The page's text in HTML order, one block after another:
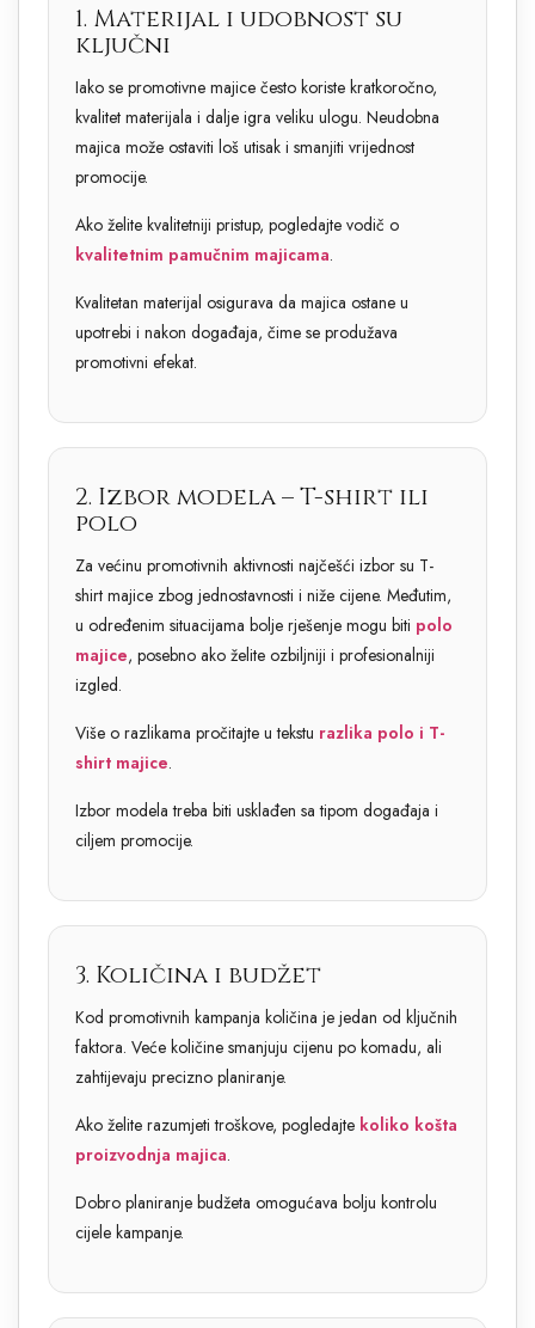
1. Materijal i udobnost su
ključni
Iako se promotivne majice često koriste kratkoročno,
kvalitet materijala i dalje igra veliku ulogu. Neudobna
majica može ostaviti loš utisak i smanjiti vrijednost
promocije.
Ako želite kvalitetniji pristup, pogledajte vodič o
kvalitetnim pamučnim majicama.
Kvalitetan materijal osigurava da majica ostane u
upotrebi i nakon događaja, čime se produžava
promotivni efekat.
2. Izbor modela – T-shirt ili
polo
Za većinu promotivnih aktivnosti najčešći izbor su T-
shirt majice zbog jednostavnosti i niže cijene. Međutim,
u određenim situacijama bolje rješenje mogu biti polo
majice, posebno ako želite ozbiljniji i profesionalniji
izgled.
Više o razlikama pročitajte u tekstu razlika polo i T-
shirt majice.
Izbor modela treba biti usklađen sa tipom događaja i
ciljem promocije.
3. Količina i budžet
Kod promotivnih kampanja količina je jedan od ključnih
faktora. Veće količine smanjuju cijenu po komadu, ali
zahtijevaju precizno planiranje.
Ako želite razumjeti troškove, pogledajte koliko košta
proizvodnja majica.
Dobro planiranje budžeta omogućava bolju kontrolu
cijele kampanje.